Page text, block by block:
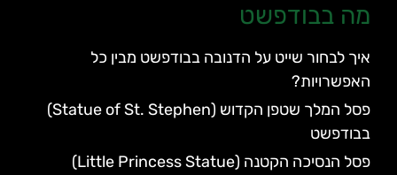
מה בבודפשט
איך לבחור שייט על הדנובה בבודפשט מבין כל
האפשרויות?
פסל המלך שטפן הקדוש (Statue of St. Stephen)
בבודפשט
פסל הנסיכה הקטנה (Little Princess Statue)